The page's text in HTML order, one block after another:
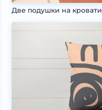
Две подушки на кровати